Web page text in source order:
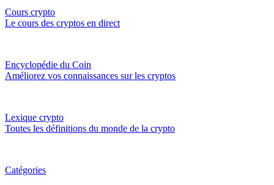
Cours crypto
Le cours des cryptos en direct
Encyclopédie du Coin
Améliorez vos connaissances sur les cryptos
Lexique crypto
Toutes les définitions du monde de la crypto
Catégories